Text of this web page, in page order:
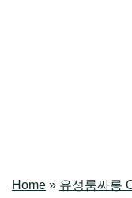
Home » 유성룸싸롱